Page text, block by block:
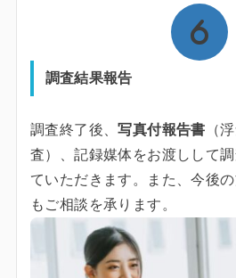
調査結果報告
調査終了後、写真付報告書 （
査）、記録媒体をお渡しして
ていただきます。また、今後
もご相談を承ります。